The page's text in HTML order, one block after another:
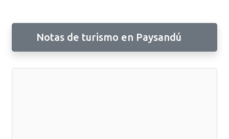
Notas de turismo en Paysandú